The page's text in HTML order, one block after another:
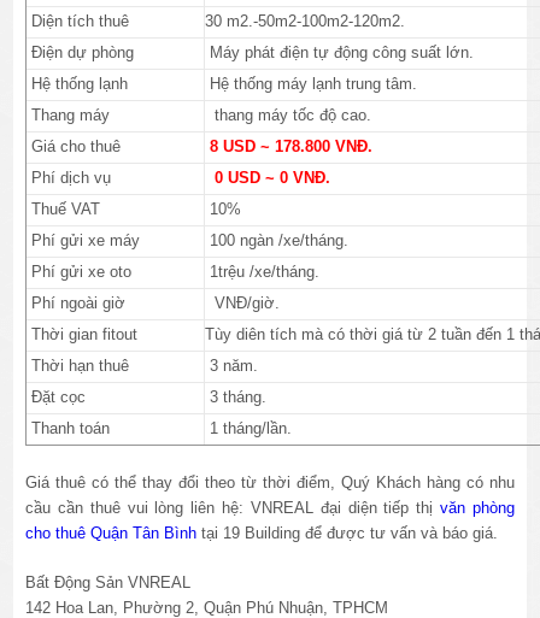
Diện tích thuê
30 m2.-50m2-100m2-120m2.
Điện dự phòng
Máy phát điện tự động công suất lớn.
Hệ thống lạnh
Hệ thống máy lạnh trung tâm.
Thang máy
thang máy tốc độ cao.
Giá cho thuê
8 USD ~ 178.800 VNĐ.
Phí dịch vụ
0 USD ~ 0 VNĐ.
Thuế VAT
10%
Phí gửi xe máy
100 ngàn /xe/tháng.
Phí gửi xe oto
1trệu /xe/tháng.
Phí ngoài giờ
VNĐ/giờ.
Thời gian fitout
Tùy diên tích mà có thời giá từ 2 tuần đến 1
Thời hạn thuê
3 năm.
Đặt cọc
3 tháng.
Thanh toán
1 tháng/lần.
Giá thuê có thể thay đổi theo từ thời điểm, Quý Khách hàng có nhu
cầu cần thuê vui lòng liên hệ: VNREAL đại diện tiếp thị văn phòng
cho thuê Quận Tân Bình tại 19 Building để được tư vấn và báo giá.
Bất Động Sản VNREAL
142 Hoa Lan, Phường 2, Quận Phú Nhuận, TPHCM